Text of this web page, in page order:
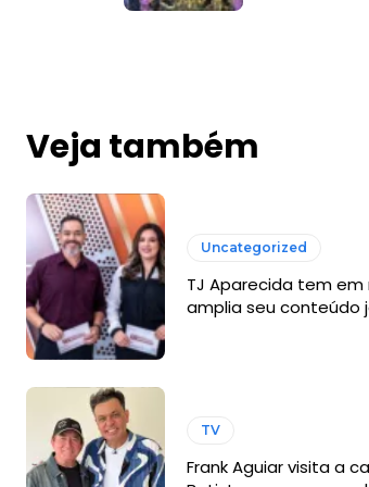
Veja também
Uncategorized
TJ Aparecida tem em
amplia seu conteúdo
TV
Frank Aguiar visita a